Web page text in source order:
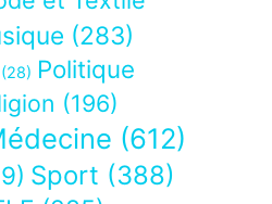
(283)
(28) Politique
(196)
(612)
Sport (388)